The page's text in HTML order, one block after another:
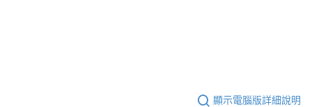
顯示電腦版詳細說明